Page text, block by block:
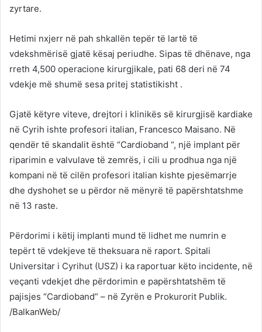
zyrtare.
Hetimi nxjerr në pah shkallën tepër të lartë të
vdekshmërisë gjatë kësaj periudhe. Sipas të dhënave, nga
rreth 4,500 operacione kirurgjikale, pati 68 deri në 74
vdekje më shumë sesa pritej statistikisht .
Gjatë këtyre viteve, drejtori i klinikës së kirurgjisë kardiake
në Cyrih ishte profesori italian, Francesco Maisano. Në
qendër të skandalit është “Cardioband “, një implant për
riparimin e valvulave të zemrës, i cili u prodhua nga një
kompani në të cilën profesori italian kishte pjesëmarrje
dhe dyshohet se u përdor në mënyrë të papërshtatshme
në 13 raste.
Përdorimi i këtij implanti mund të lidhet me numrin e
tepërt të vdekjeve të theksuara në raport. Spitali
Universitar i Cyrihut (USZ) i ka raportuar këto incidente, në
veçanti vdekjet dhe përdorimin e papërshtatshëm të
pajisjes “Cardioband” – në Zyrën e Prokurorit Publik.
/BalkanWeb/